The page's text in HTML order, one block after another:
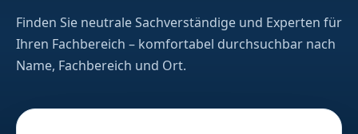
Finden Sie neutrale Sachverständige und Experten für
Ihren Fachbereich – komfortabel durchsuchbar nach
Name, Fachbereich und Ort.